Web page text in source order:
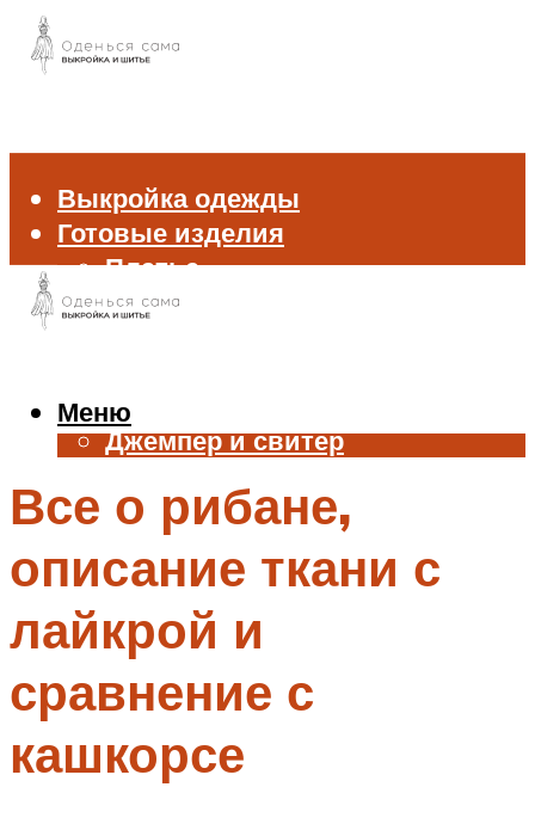
Выкройка одежды
Готовые изделия
Платье
Брюки
Жилет
Джемпер и свитер
Аксессуары
Меню
Меню
Все о рибане,
описание ткани с
лайкрой и
сравнение с
кашкорсе